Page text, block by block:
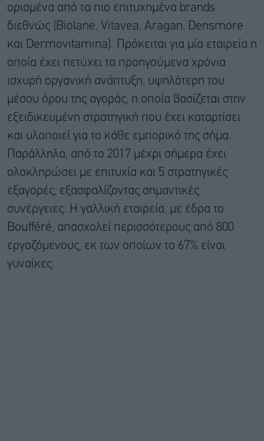
ορισμένα από τα πιο επιτυχημένα brands
διεθνώς (Biolane, Vitavea, Aragan, Densmore
και Dermovitamina). Πρόκειται για μία εταιρεία η
οποία έχει πετύχει τα προηγούμενα χρόνια
ισχυρή οργανική ανάπτυξη, υψηλότερη του
μέσου όρου της αγοράς, η οποία βασίζεται στην
εξειδικευμένη στρατηγική που έχει καταρτίσει
και υλοποιεί για το κάθε εμπορικό της σήμα.
Παράλληλα, από το 2017 μέχρι σήμερα έχει
ολοκληρώσει με επιτυχία και 5 στρατηγικές
εξαγορές, εξασφαλίζοντας σημαντικές
συνέργειες. Η γαλλική εταιρεία, με έδρα το
Boufféré, απασχολεί περισσότερους από 800
εργαζόμενους, εκ των οποίων το 67% είναι
γυναίκες.